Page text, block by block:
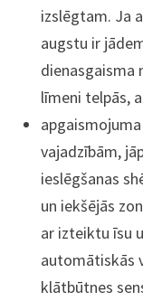
izslēgtam. Ja
augstu ir
dienasgaisma
līmeni telpās,
vajadzībām,
ieslēgšanas
un iekšējās
ar izteiktu īsu
automātiskās
klātbūtnes